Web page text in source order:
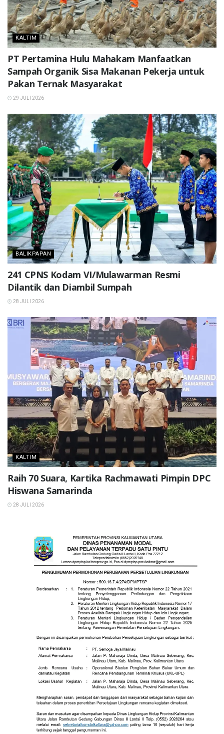
KALTIM
PT Pertamina Hulu Mahakam Manfaatkan
Sampah Organik Sisa Makanan Pekerja untuk
Pakan Ternak Masyarakat
29 JULI 2026
BALIKPAPAN
241 CPNS Kodam VI/Mulawarman Resmi
Dilantik dan Diambil Sumpah
28 JULI 2026
KALTIM
Raih 70 Suara, Kartika Rachmawati Pimpin DPC
Hiswana Samarinda
28 JULI 2026